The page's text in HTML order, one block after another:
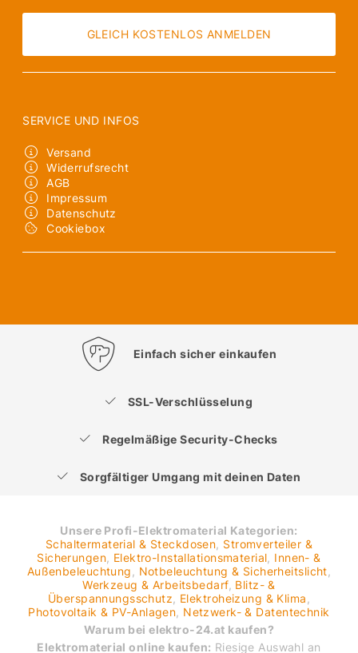
GLEICH KOSTENLOS ANMELDEN
SERVICE UND INFOS
Versand
Widerrufsrecht
AGB
Impressum
Datenschutz
Cookiebox
Einfach sicher einkaufen
SSL-Verschlüsselung
Regelmäßige Security-Checks
Sorgfältiger Umgang mit deinen Daten
Unsere Profi-Elektromaterial Kategorien:
Schaltermaterial & Steckdosen Stromverteiler &
Sicherungen Elektro-Installationsmaterial Innen- &
Außenbeleuchtung
Notbeleuchtung & Sicherheitslicht
Werkzeug & Arbeitsbedarf, Blitz- &
Überspannungsschutz
Elektroheizung & Klima
Photovoltaik & PV-Anlagen Netzwerk- & Datentechnik
Warum bei elektro-24.at kaufen?
Elektromaterial online kaufen: Riesige Auswahl an